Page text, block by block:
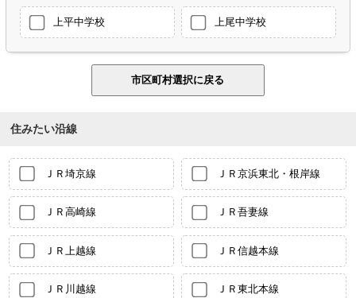
上平中学校 上尾中学校
住みたい沿線
ＪＲ埼京線 ＪＲ京浜東北・根岸線
ＪＲ高崎線 ＪＲ吾妻線
ＪＲ上越線 ＪＲ信越本線
ＪＲ川越線 ＪＲ東北本線